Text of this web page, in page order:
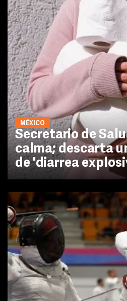
MÉXICO
Secretario de
calma; descarta
de 'diarrea